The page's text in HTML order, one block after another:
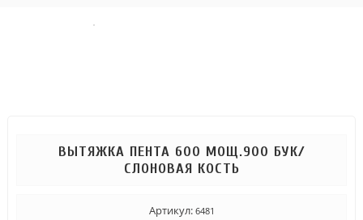
ВЫТЯЖКА ПЕНТА 600 МОЩ.900 БУК/
СЛОНОВАЯ КОСТЬ
Артикул: 6481